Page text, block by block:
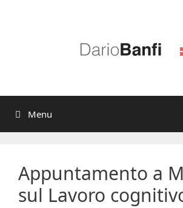
Menu
Appuntamento a
sul Lavoro